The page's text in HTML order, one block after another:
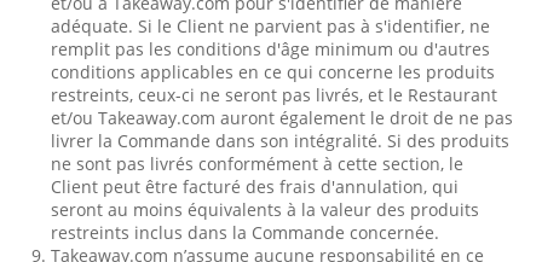
adéquate. Si le Client ne parvient pas à s'identifier, ne
remplit pas les conditions d'âge minimum ou d'autres
conditions applicables en ce qui concerne les produits
restreints, ceux-ci ne seront pas livrés, et le Restaurant
et/ou Takeaway.com auront également le droit de ne pas
livrer la Commande dans son intégralité. Si des produits
ne sont pas livrés conformément à cette section, le
Client peut être facturé des frais d'annulation, qui
seront au moins équivalents à la valeur des produits
restreints inclus dans la Commande concernée.
Takeaway.com n’assume aucune responsabilité en ce